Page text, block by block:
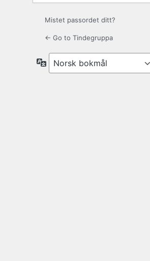
Mistet passordet ditt?
← Go to Tindegruppa
Språk